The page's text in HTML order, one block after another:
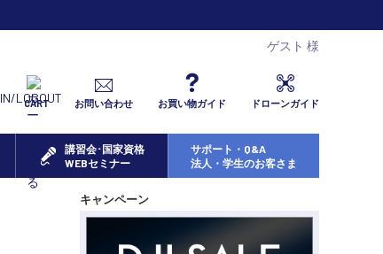
ゲスト 様
CART お問い合わせ お買い物ガイド ドローンガイド
講習会･国家資格
WEBセミナー
サポート・Q&A
法人・学生のお客さま
キャンペーン